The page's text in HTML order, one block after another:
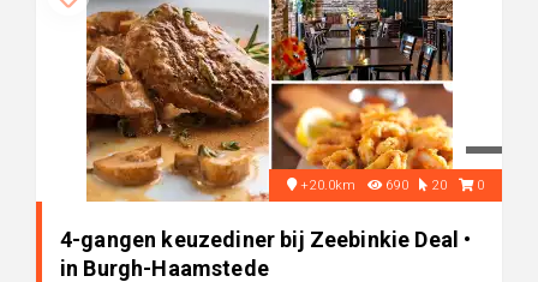
+20.0km 690 20 0
4-gangen keuzediner bij Zeebinkie Deal •
in Burgh-Haamstede